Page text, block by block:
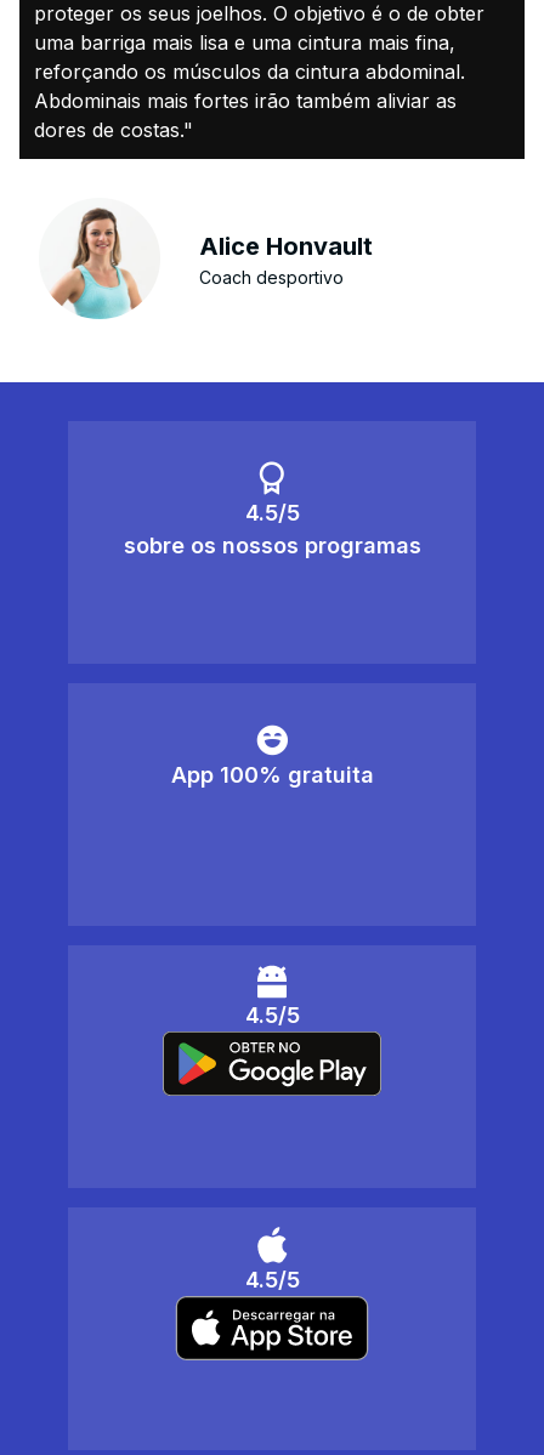
proteger os seus joelhos. O objetivo é o de obter
uma barriga mais lisa e uma cintura mais fina,
reforçando os músculos da cintura abdominal.
Abdominais mais fortes irão também aliviar as
dores de costas."
Alice Honvault
Coach desportivo
4.5/5
sobre os nossos programas
App 100% gratuita
4.5/5
4.5/5